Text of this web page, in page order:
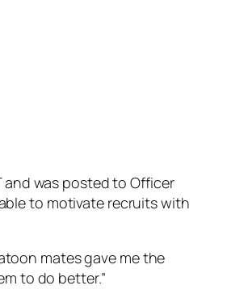
and was posted to Officer
to motivate recruits with
mates gave me the
to do better.”